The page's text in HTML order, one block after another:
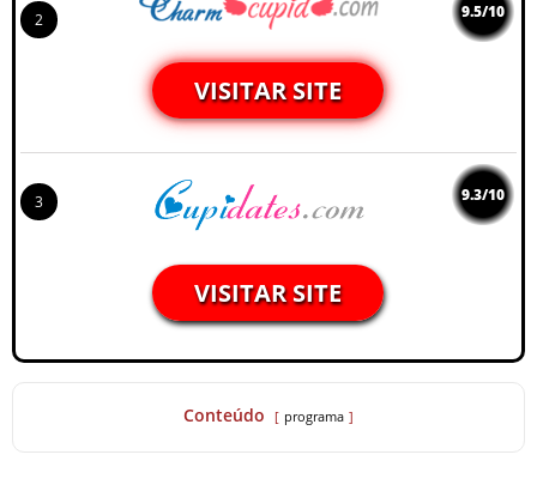
2 9.5/10
VISITAR SITE
3 9.3/10
VISITAR SITE
Conteúdo programa